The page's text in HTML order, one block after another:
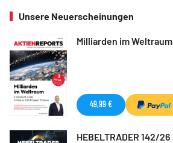
Unsere Neuerscheinungen
Milliarden im Weltraum
49,99 €
HEBELTRADER 142/26